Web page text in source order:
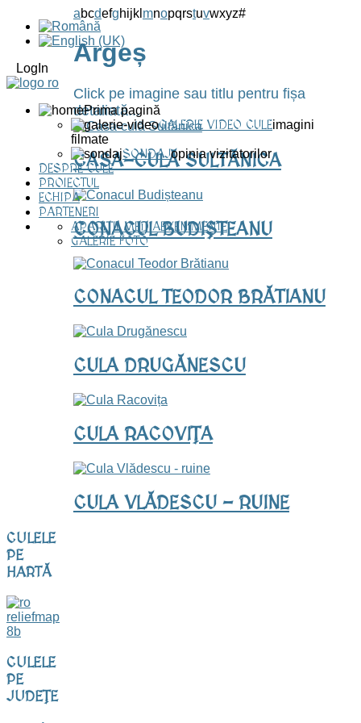
LogIn
Prima pagină
GALERIE VIDEO CULEimagini
filmate
SONDAJopinia vizitatorilor
DESPRE CULE
PROIECTUL
ECHIPA
PARTENERI
EVENIMENTE
APARIȚII MEDIA
GALERIE FOTO
abcdefghijkl mnopqrstuvwxyz#
Argeș
Click pe imagine sau titlu pentru fișa
detaliată...
CASA-CULĂ SULTĂNICA
CONACUL BUDIȘTEANU
CONACUL TEODOR BRĂTIANU
CULA DRUGĂNESCU
CULA RACOVIȚA
CULA VLĂDESCU - RUINE
CULELE
PE
HARTĂ
CULELE
PE
JUDEȚE